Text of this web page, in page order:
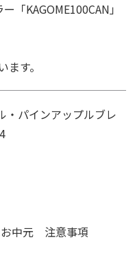
「KAGOME100CAN」
す。
パインアップルブレ
中元 注意事項